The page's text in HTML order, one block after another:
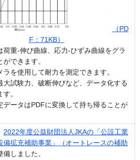
（PD
F：71KB）
荷重-伸び曲線、応力-ひずみ曲線をグラ
できます。
ラを使用して耐力を測定できます。
大試験力、破断伸びなど、データ化する
。
データはPDFに変換して持ち帰ることが
2022年度公益財団法人JKAの「公設工業
備拡充補助事業」（オートレースの補助
備しました。